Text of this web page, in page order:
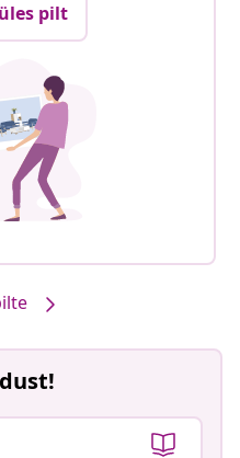
pilt